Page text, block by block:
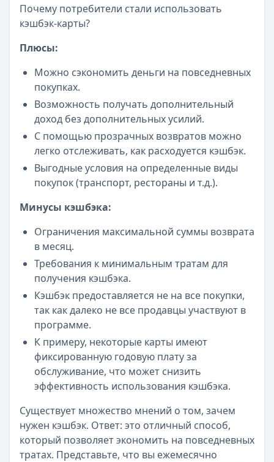
Почему потребители стали использовать
кэшбэк-карты?
Плюсы:
Можно сэкономить деньги на повседневных
покупках.
Возможность получать дополнительный
доход без дополнительных усилий.
С помощью прозрачных возвратов можно
легко отслеживать, как расходуется кэшбэк.
Выгодные условия на определенные виды
покупок (транспорт, рестораны и т.д.).
Минусы кэшбэка:
Ограничения максимальной суммы возврата
в месяц.
Требования к минимальным тратам для
получения кэшбэка.
Кэшбэк предоставляется не на все покупки,
так как далеко не все продавцы участвуют в
программе.
К примеру, некоторые карты имеют
фиксированную годовую плату за
обслуживание, что может снизить
эффективность использования кэшбэка.
Существует множество мнений о том, зачем
нужен кэшбэк. Ответ: это отличный способ,
который позволяет экономить на повседневных
тратах. Представьте, что вы ежемесячно